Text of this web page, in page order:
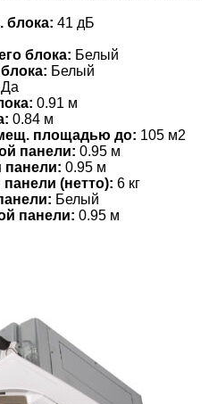
блока: 41 дБ
блока: Белый
Белый
Да
0.91 м
0.84 м
площадью до: 105 м2
панели: 0.95 м
панели: 0.95 м
(нетто): 6 кг
Белый
панели: 0.95 м